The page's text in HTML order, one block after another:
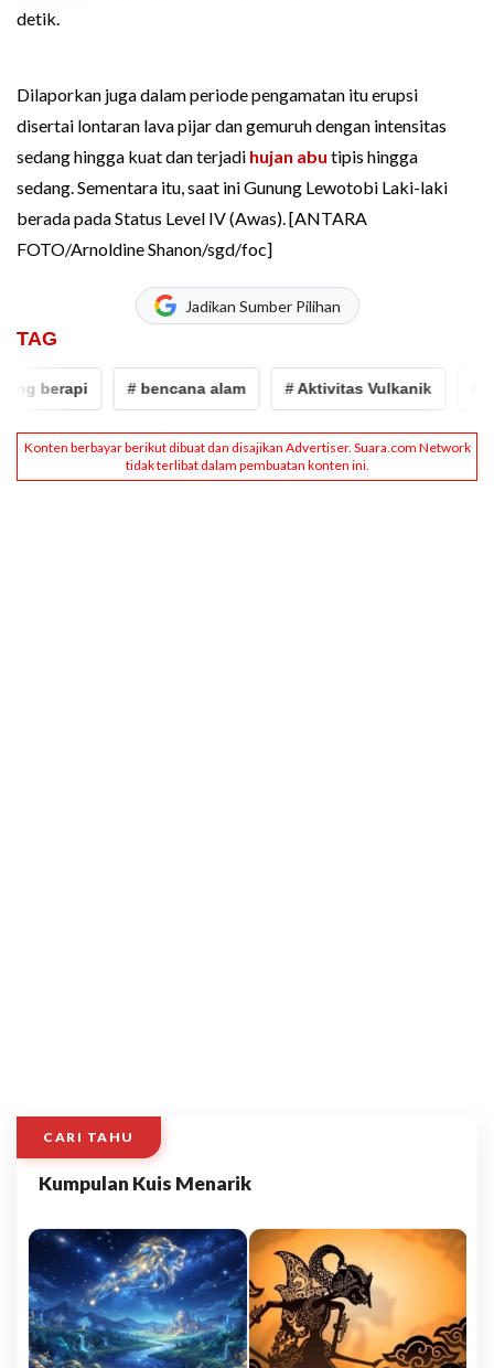
detik.
Dilaporkan juga dalam periode pengamatan itu erupsi
disertai lontaran lava pijar dan gemuruh dengan intensitas
sedang hingga kuat dan terjadi hujan abu tipis hingga
sedang. Sementara itu, saat ini Gunung Lewotobi Laki-laki
berada pada Status Level IV (Awas). [ANTARA
FOTO/Arnoldine Shanon/sgd/foc]
Jadikan Sumber Pilihan
TAG
# bencana alam # Aktivitas Vulkanik #
CARI TAHU
Kumpulan Kuis Menarik